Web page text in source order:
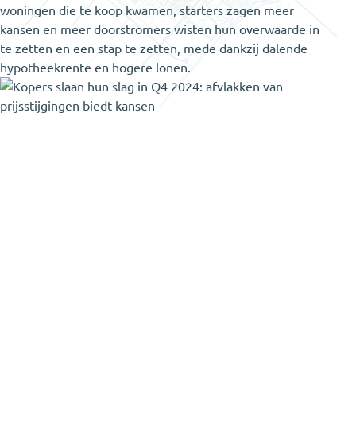
woningen die te koop kwamen, starters zagen meer
kansen en meer doorstromers wisten hun overwaarde in
te zetten en een stap te zetten, mede dankzij dalende
hypotheekrente en hogere lonen.